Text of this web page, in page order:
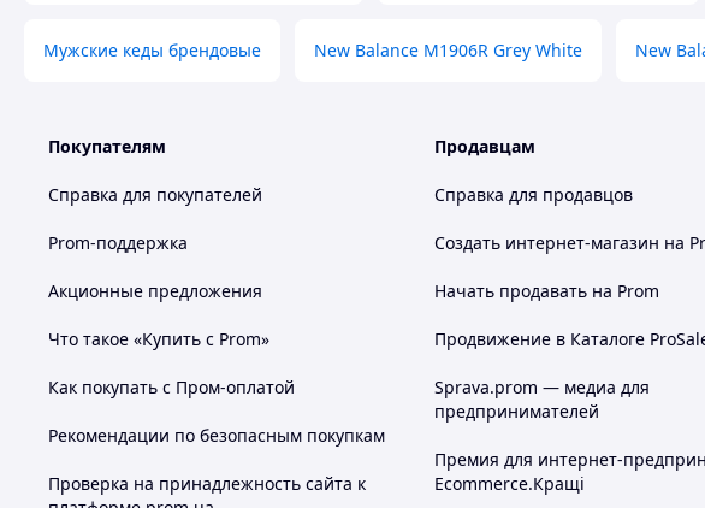
Мужские кеды брендовые New Balance M1906R Grey White New
Покупателям
Справка для покупателей
Prom-поддержка
Акционные предложения
Что такое «Купить с Prom»
Как покупать с Пром-оплатой
Рекомендации по безопасным покупкам
Проверка на принадлежность сайта к
Продавцам
Справка для продавцов
Создать интернет-магазин на
Начать продавать на Prom
Продвижение в Каталоге
Sprava.prom — медиа для
предпринимателей
Премия для интернет-
Ecommerce.Кращі